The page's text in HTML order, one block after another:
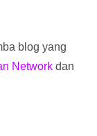
blog yang
Network dan